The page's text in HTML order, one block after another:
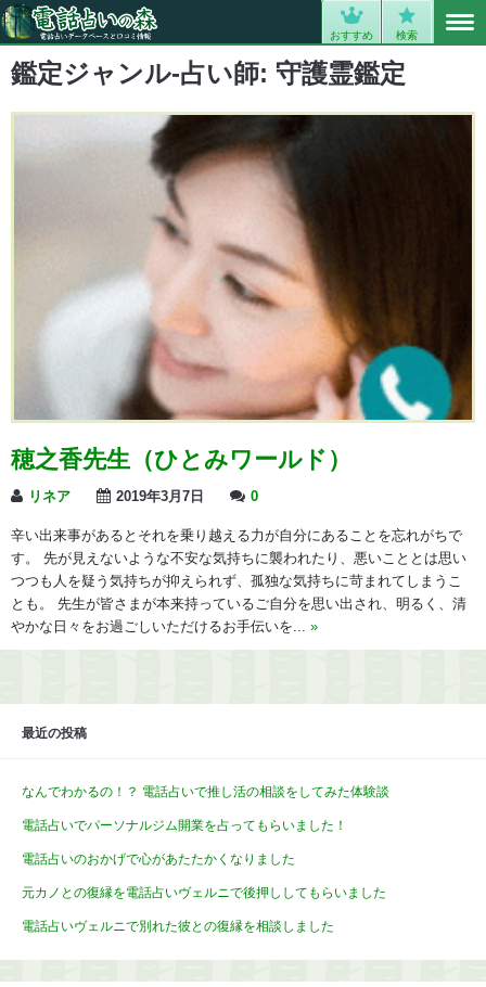
おすすめ 検索
鑑定ジャンル-占い師: 守護霊鑑定
穂之香先生（ひとみワールド）
リネア 2019年3月7日 0
辛い出来事があるとそれを乗り越える力が自分にあることを忘れがちで
す。 先が見えないような不安な気持ちに襲われたり、悪いこととは思い
つつも人を疑う気持ちが抑えられず、孤独な気持ちに苛まれてしまうこ
とも。 先生が皆さまが本来持っているご自分を思い出され、明るく、清
やかな日々をお過ごしいただけるお手伝いを... »
最近の投稿
なんでわかるの！？ 電話占いで推し活の相談をしてみた体験談
電話占いでパーソナルジム開業を占ってもらいました！
電話占いのおかげで心があたたかくなりました
元カノとの復縁を電話占いヴェルニで後押ししてもらいました
電話占いヴェルニで別れた彼との復縁を相談しました